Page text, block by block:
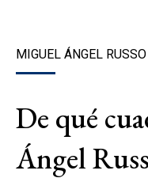
MIGUEL ÁNGEL RUSSO
De qué
Ángel